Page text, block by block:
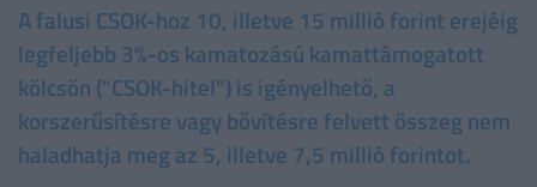
A falusi CSOK-hoz 10, illetve 15 millió forint erejéig
legfeljebb 3%-os kamatozású kamattámogatott
kölcsön ("CSOK-hitel") is igényelhető, a
korszerűsítésre vagy bővítésre felvett összeg nem
haladhatja meg az 5, illetve 7,5 millió forintot.